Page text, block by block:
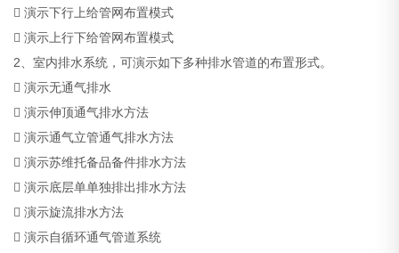
 演示下行上给管网布置模式
 演示上行下给管网布置模式
2、室内排水系统，可演示如下多种排水管道的布置形式。
 演示无通气排水
 演示伸顶通气排水方法
 演示通气立管通气排水方法
 演示苏维托备品备件排水方法
 演示底层单单独排出排水方法
 演示旋流排水方法
 演示自循环通气管道系统